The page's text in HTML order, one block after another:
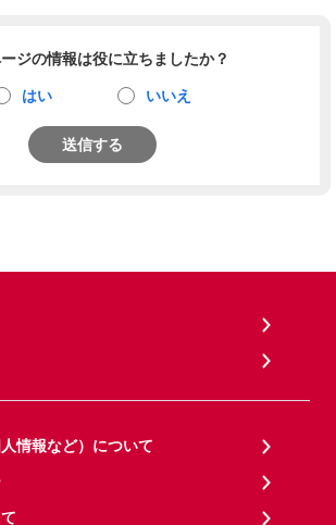
ジの情報は役に立ちましたか？
はい いいえ
送信する
情報など）について